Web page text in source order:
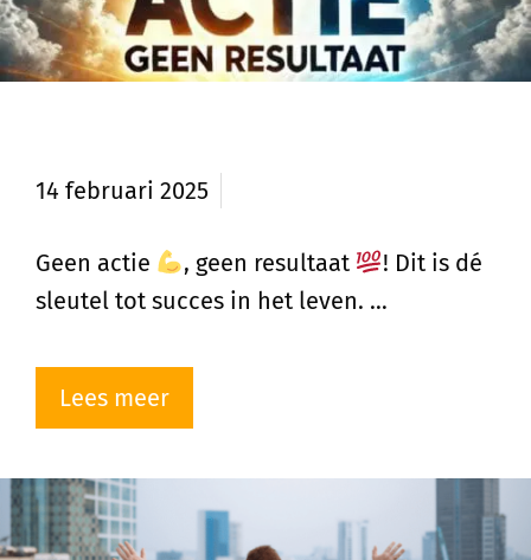
14 februari 2025
Geen actie , geen resultaat
! Dit is dé
sleutel tot succes in het leven. …
Lees meer